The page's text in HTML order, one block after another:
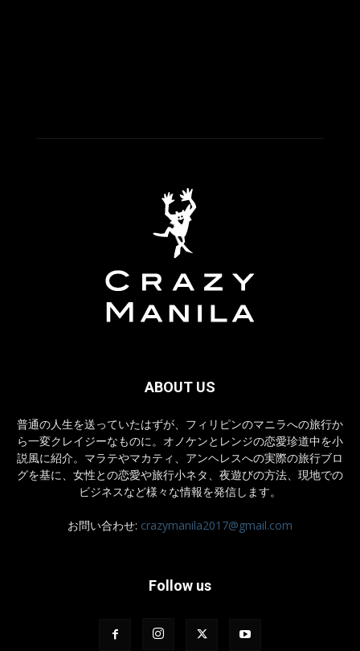
ABOUT US
普通の人生を送っていたはずが、フィリピンのマニラへの旅行か
ら一変クレイジーなものに。オノケンとレンジの恋愛珍道中を小
説風に紹介。マラテやマカティ、アンヘレスへの実際の旅行ブロ
グを基に、女性との恋愛や旅行小ネタ、夜遊びの方法、現地での
ビジネスなど様々な情報を発信します。
お問い合わせ: crazymanila2017@gmail.com
Follow us